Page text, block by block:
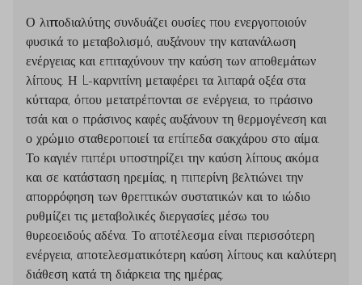
Ο λιποδιαλύτης συνδυάζει ουσίες που ενεργοποιούν
φυσικά το μεταβολισμό, αυξάνουν την κατανάλωση
ενέργειας και επιταχύνουν την καύση των αποθεμάτων
λίπους. Η L-καρνιτίνη μεταφέρει τα λιπαρά οξέα στα
κύτταρα, όπου μετατρέπονται σε ενέργεια, το πράσινο
τσάι και ο πράσινος καφές αυξάνουν τη θερμογένεση και
ο χρώμιο σταθεροποιεί τα επίπεδα σακχάρου στο αίμα.
Το καγιέν πιπέρι υποστηρίζει την καύση λίπους ακόμα
και σε κατάσταση ηρεμίας, η πιπερίνη βελτιώνει την
απορρόφηση των θρεπτικών συστατικών και το ιώδιο
ρυθμίζει τις μεταβολικές διεργασίες μέσω του
θυρεοειδούς αδένα. Το αποτέλεσμα είναι περισσότερη
ενέργεια, αποτελεσματικότερη καύση λίπους και καλύτερη
διάθεση κατά τη διάρκεια της ημέρας.